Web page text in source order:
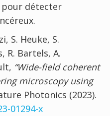
pour détecter
S. Heuke, S.
R. Bartels, A.
“Wide-field coherent
microscopy using
Photonics (2023).
01294-x